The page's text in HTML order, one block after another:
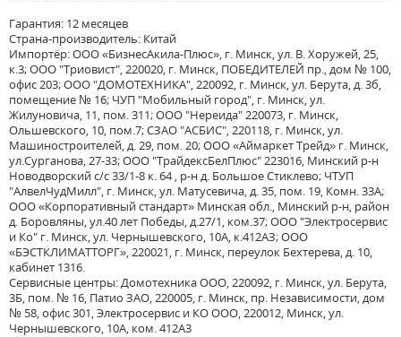
Гарантия: 12 месяцев
Страна-производитель: Китай
Импортёр: ООО «БизнесАкила-Плюс», г. Минск, ул. В. Хоружей, 25,
к.3; ООО "Триовист", 220020, г. Минск, ПОБЕДИТЕЛЕЙ пр., дом № 100,
офис 203; ООО "ДОМОТЕХНИКА", 220092, г. Минск, ул. Берута, д. 3б,
помещение № 16; ЧУП "Мобильный город", г. Минск, ул.
Жилуновича, 11, пом. 311; ООО "Нереида" 220073, г. Минск,
Ольшевского, 10, пом.7; СЗАО "АСБИС", 220118, г. Минск, ул.
Машиностроителей, д. 29, пом. 20; ООО «Аймаркет Трейд» г. Минск,
ул.Сурганова, 27-33; ООО "ТрайдексБелПлюс" 223016, Минский р-н
Новодворский с/с 33/1-8 к. 64 , р-н д. Большое Стиклево; ЧТУП
"АлвелЧудМилл", г. Минск, ул. Матусевича, д. 35, пом. 19, Комн. 33А;
ООО «Корпоративный стандарт» Минская обл., Минский р-н, район
д. Боровляны, ул.40 лет Победы, д.27/1, ком.37; ООО "Электросервис
и Ко" г. Минск, ул. Чернышевского, 10А, к.412АЗ; ООО
«БЭСТКЛИМАТТОРГ», 220021, г. Минск, переулок Бехтерева, д. 10,
кабинет 1316.
Сервисные центры: Домотехника ООО, 220092, г. Минск, ул. Берута,
3Б, пом. № 16, Патио ЗАО, 220005, г. Минск, пр. Независимости, дом
№ 58, офис 301, Электросервис и КО ООО, 220012, Минск, ул.
Чернышевского, 10А, ком. 412А3